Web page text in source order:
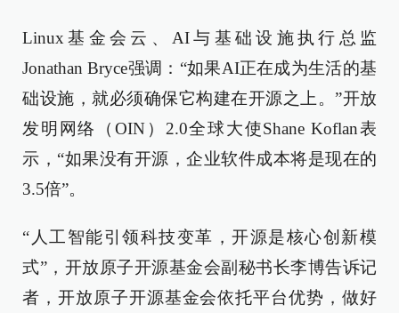
Linux基金会云、AI与基础设施执行总监
Jonathan Bryce强调：“如果AI正在成为生活的基
础设施，就必须确保它构建在开源之上。”开放
发明网络（OIN）2.0全球大使Shane Koflan表
示，“如果没有开源，企业软件成本将是现在的
3.5倍”。
“人工智能引领科技变革，开源是核心创新模
式”，开放原子开源基金会副秘书长李博告诉记
者，开放原子开源基金会依托平台优势，做好